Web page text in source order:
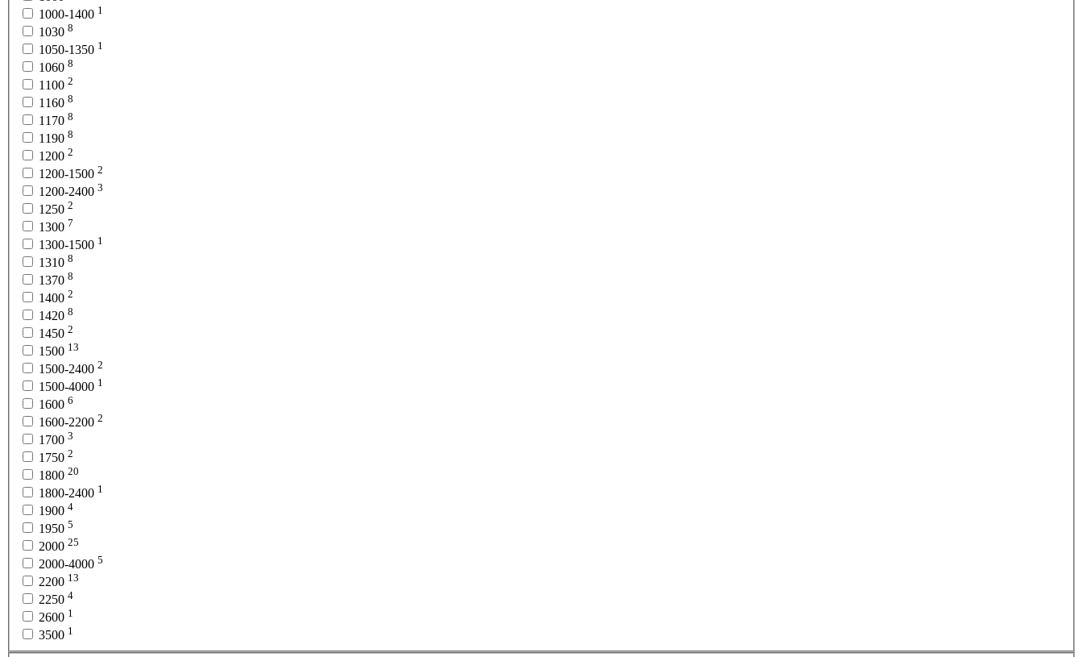
1000-1400 1
1030 8
1050-1350 1
1060 8
1100 2
1160 8
1170 8
1190 8
1200 2
1200-1500 2
1200-2400 3
1250 2
1300 7
1300-1500 1
1310 8
1370 8
1400 2
1420 8
1450 2
1500 13
1500-2400 2
1500-4000 1
1600 6
1600-2200 2
1700 3
1750 2
1800 20
1800-2400 1
1900 4
1950 5
2000 25
2000-4000 5
2200 13
2250 4
2600 1
3500 1